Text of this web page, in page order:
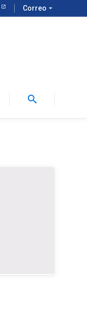
Correo arrow_drop_down
search